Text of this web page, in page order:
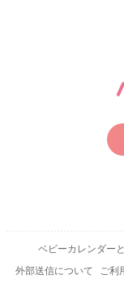
ベビーカレンダー
外部送信について
ご利